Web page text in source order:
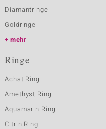
Diamantringe
Goldringe
mehr
Ringe
Achat Ring
Amethyst Ring
Aquamarin Ring
Citrin Ring